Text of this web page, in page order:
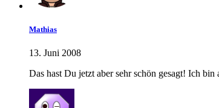
Mathias
13. Juni 2008
Das hast Du jetzt aber sehr schön gesagt! Ich